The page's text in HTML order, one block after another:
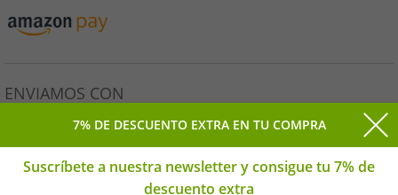
ENVIAMOS CON
7% DE DESCUENTO EXTRA EN TU COMPRA
Suscríbete a nuestra newsletter y consigue tu 7% de
descuento extra